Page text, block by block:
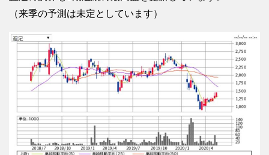
（来季の予測は未定としています）